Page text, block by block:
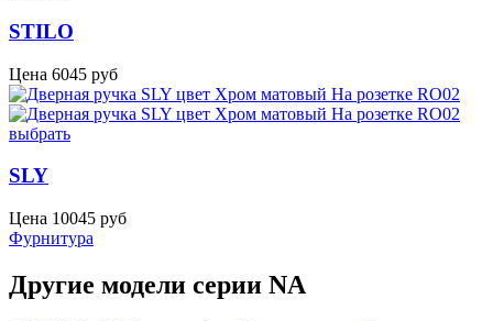
STILO
Цена 6045 руб
выбрать
SLY
Цена 10045 руб
Фурнитура
Другие модели серии NA